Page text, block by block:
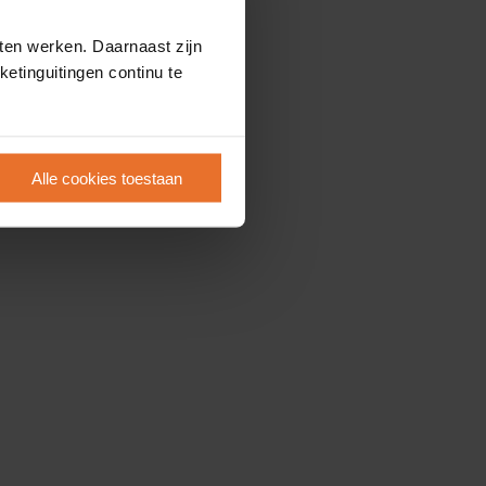
werken. Daarnaast zijn
continu te
Alle cookies toestaan